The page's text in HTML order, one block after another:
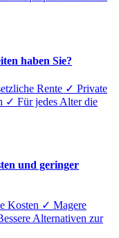
haben Sie?
Rente ✓ Private
✓ Für jedes Alter die
und geringer
Kosten ✓ Magere
Alternativen zur